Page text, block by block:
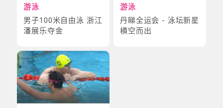
游泳
男子100米自由泳 浙江
潘展乐夺金
游泳
丹睇全运会 - 泳坛新星
横空而出